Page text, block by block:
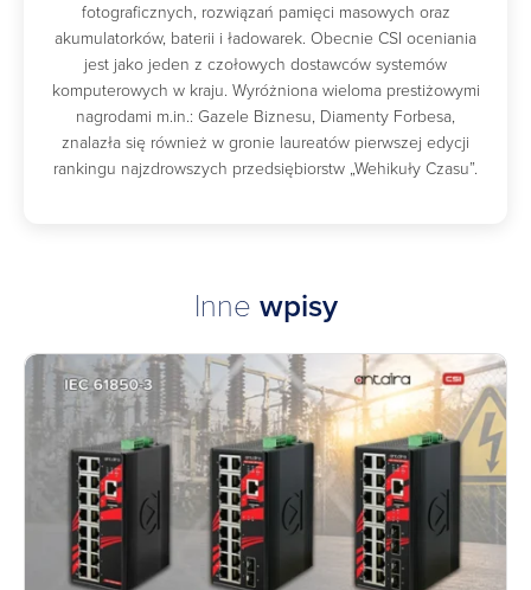
fotograficznych, rozwiązań pamięci masowych oraz
akumulatorków, baterii i ładowarek. Obecnie CSI oceniania
jest jako jeden z czołowych dostawców systemów
komputerowych w kraju. Wyróżniona wieloma prestiżowymi
nagrodami m.in.: Gazele Biznesu, Diamenty Forbesa,
znalazła się również w gronie laureatów pierwszej edycji
rankingu najzdrowszych przedsiębiorstw „Wehikuły Czasu”.
Inne wpisy